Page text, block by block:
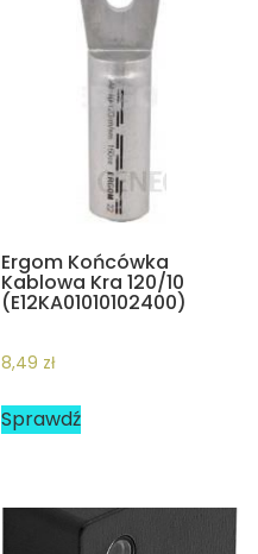
Ergom Końcówka
Kablowa Kra 120/10
(E12KA01010102400)
8,49 zł
Sprawdź